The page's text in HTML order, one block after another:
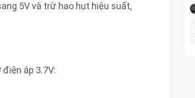
5V và trừ hao hụt hiệu suất,
áp 3.7V: